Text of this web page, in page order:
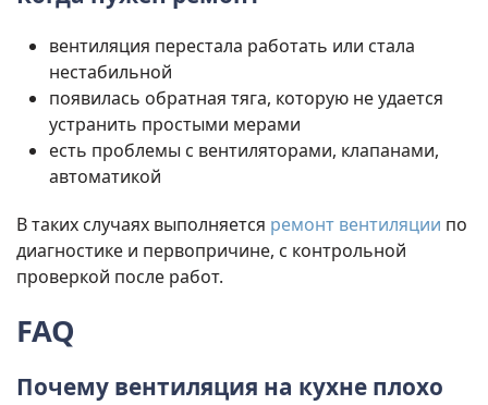
вентиляция перестала работать или стала
нестабильной
появилась обратная тяга, которую не удается
устранить простыми мерами
есть проблемы с вентиляторами, клапанами,
автоматикой
В таких случаях выполняется ремонт вентиляции по
диагностике и первопричине, с контрольной
проверкой после работ.
FAQ
Почему вентиляция на кухне плохо